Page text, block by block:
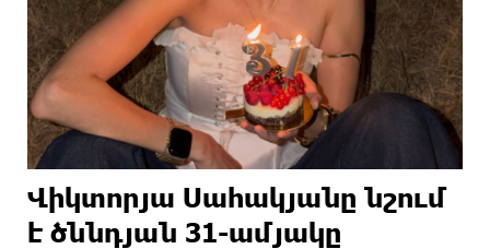
Վիկտորյա Սահակյանը նշում
է ծննդյան 31-ամյակը